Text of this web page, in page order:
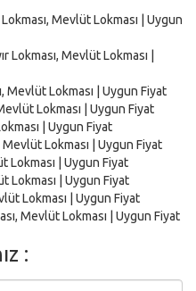
Mevlüt Lokması | Uygun
Lokması, Mevlüt Lokması |
Mevlüt Lokması | Uygun Fiyat
Lokması | Uygun Fiyat
| Uygun Fiyat
Mevlüt Lokması | Uygun Fiyat
Lokması | Uygun Fiyat
Lokması | Uygun Fiyat
Lokması | Uygun Fiyat
Mevlüt Lokması | Uygun Fiyat
: